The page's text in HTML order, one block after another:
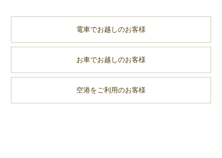
電車でお越しのお客様
お車でお越しのお客様
空港をご利用のお客様